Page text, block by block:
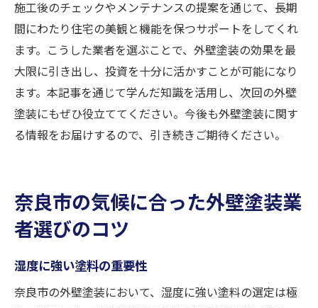
施工後のチェックやメンテナンスの提案を通じて、長期
間にわたり住宅の美観と機能を保つサポートをしてくれ
ます。こうした業者を選ぶことで、外壁塗装の効果を最
大限に引き出し、投資を十分に活かすことが可能になり
ます。本記事を通じて学んだ知識を活用し、次回の外壁
塗装にもぜひ役立ててください。今後も外壁塗装に関す
る情報をお届けするので、引き続きご期待ください。
奈良市の気候に合った外壁塗装業
者選びのコツ
湿度に強い塗料の重要性
奈良市の外壁塗装において、湿度に強い塗料の選定は極